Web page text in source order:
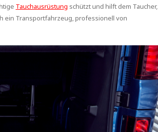
Tauchausrüstung schützt und hilft dem Taucher,
ein Transportfahrzeug, professionell von